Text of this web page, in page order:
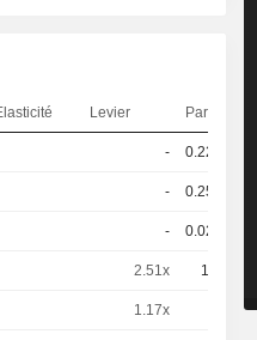
Levier Parité
- 0.225
- 0.254
- 0.029
2.51x 10
1.17x